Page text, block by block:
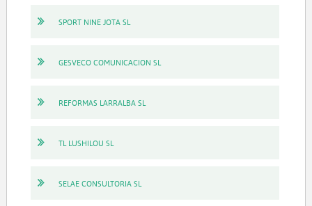
SPORT NINE JOTA SL
GESVECO COMUNICACION SL
REFORMAS LARRALBA SL
TL LUSHILOU SL
SELAE CONSULTORIA SL